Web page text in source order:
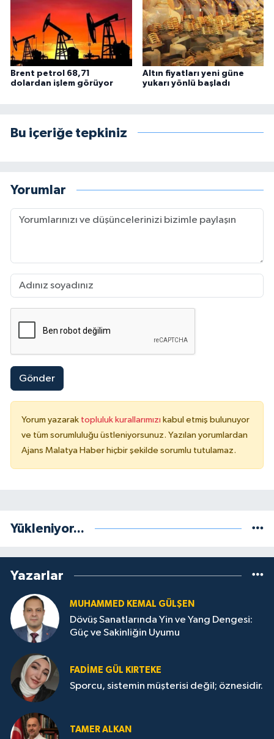
Brent petrol 68,71
dolardan işlem görüyor
Altın fiyatları yeni güne
yukarı yönlü başladı
Bu içeriğe tepkiniz
Yorumlar
Gönder
Yorum yazarak topluluk kurallarımızı kabul etmiş bulunuyor
ve tüm sorumluluğu üstleniyorsunuz. Yazılan yorumlardan
Ajans Malatya Haber hiçbir şekilde sorumlu tutulamaz.
Yükleniyor...
Yazarlar
MUHAMMED KEMAL GÜLŞEN
Dövüş Sanatlarında Yin ve Yang Dengesi:
Güç ve Sakinliğin Uyumu
FADIME GÜL KIRTEKE
Sporcu, sistemin müşterisi değil; öznesidir.
TAMER ALKAN